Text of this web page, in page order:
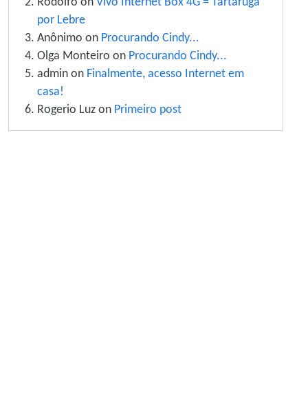
por Lebre
Anônimo on Procurando Cindy...
Olga Monteiro on Procurando Cindy...
admin on Finalmente, acesso Internet em
casa!
Rogerio Luz on Primeiro post